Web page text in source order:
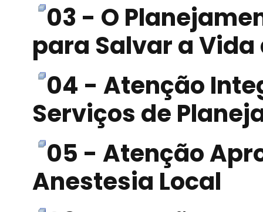
03 - O
para Salvar a Vida
04 - Atenção
Serviços de
05 - Atenção
Anestesia Local